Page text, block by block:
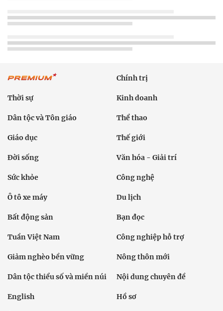
Chính trị
Thời sự Kinh doanh
Dân tộc và Tôn giáo Thể thao
Giáo dục Thế giới
Đời sống Văn hóa - Giải trí
Sức khỏe Công nghệ
Ô tô xe máy Du lịch
Bất động sản Bạn đọc
Tuần Việt Nam Công nghiệp hỗ trợ
Giảm nghèo bền vững Nông thôn mới
Dân tộc thiểu số và miền núi Nội dung chuyên đề
English Hồ sơ